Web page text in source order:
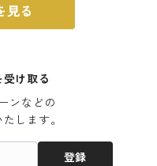
見る
け取る
ンなどの
します。
登録